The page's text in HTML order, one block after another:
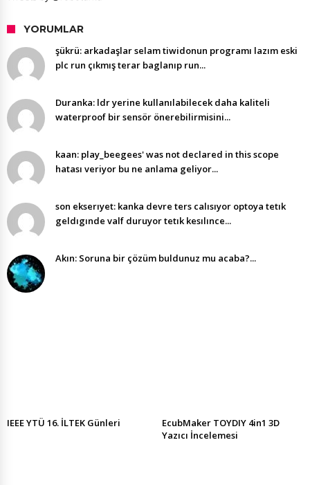
YORUMLAR
şükrü: arkadaşlar selam tiwidonun programı lazım eski
plc run çıkmış terar baglanıp run...
Duranka: ldr yerine kullanılabilecek daha kaliteli
waterproof bir sensör önerebilirmisini...
kaan: play_beegees' was not declared in this scope
hatası veriyor bu ne anlama geliyor...
son ekserıyet: kanka devre ters calısıyor optoya tetık
geldıgınde valf duruyor tetık kesılınce...
Akın: Soruna bir çözüm buldunuz mu acaba?...
IEEE YTÜ 16. İLTEK Günleri
EcubMaker TOYDIY 4in1 3D
Yazıcı İncelemesi